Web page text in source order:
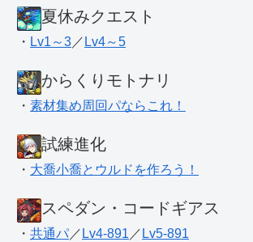
夏休みクエスト
・ Lv1～3 ／ Lv4～5
からくりモトナリ
・ 素材集め周回パならこれ！
試練進化
・ 大喬小喬とウルドを作ろう！
スペダン・コードギアス
・ 共通パ ／ Lv4-891 ／ Lv5-891